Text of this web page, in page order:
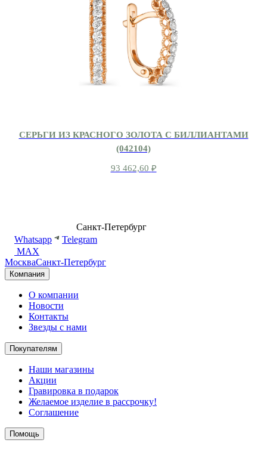
СЕРЬГИ ИЗ КРАСНОГО ЗОЛОТА С БИЛЛИАНТАМИ
(042104)
93 462,60 ₽
Санкт-Петербург
Whatsapp
Telegram
MAX
МоскваСанкт-Петербург
Компания
О компании
Новости
Контакты
Звезды с нами
Покупателям
Наши магазины
Акции
Гравировка в подарок
Желаемое изделие в рассрочку!
Соглашение
Помощь